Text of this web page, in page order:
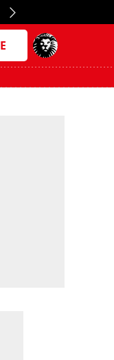
Crédito del Spotify Camp Nou